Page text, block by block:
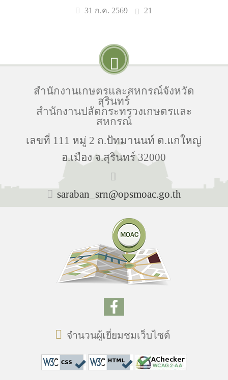
31 ก.ค. 2569 21
สำนักงานเกษตรและสหกรณ์จังหวัด
สุรินทร์
สำนักงานปลัดกระทรวงเกษตรและ
สหกรณ์
เลขที่ 111 หมู่ 2 ถ.ปัทมานนท์ ต.แกใหญ่
อ.เมือง จ.สุรินทร์ 32000
saraban_srn@opsmoac.go.th
จำนวนผู้เยี่ยมชมเว็บไซต์